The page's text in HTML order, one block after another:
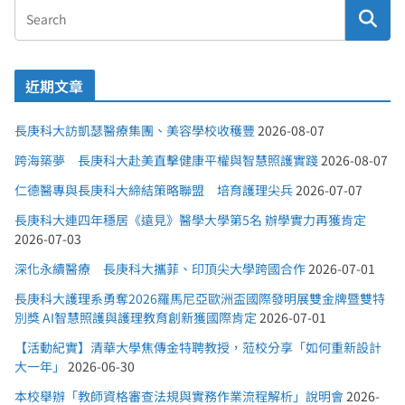
近期文章
長庚科大訪凱瑟醫療集團、美容學校收穫豐 2026-08-07
跨海築夢 長庚科大赴美直擊健康平權與智慧照護實踐2026-08-07
仁德醫專與長庚科大締結策略聯盟 培育護理尖兵2026-07-07
長庚科大連四年穩居《遠見》醫學大學第5名 辦學實力再獲肯定
2026-07-03
深化永續醫療 長庚科大攜菲、印頂尖大學跨國合作2026-07-01
長庚科大護理系勇奪2026羅馬尼亞歐洲盃國際發明展雙金牌暨雙特
別獎 AI智慧照護與護理教育創新獲國際肯定 2026-07-01
【活動紀實】清華大學焦傳金特聘教授，蒞校分享「如何重新設計
大一年」 2026-06-30
本校舉辦「教師資格審查法規與實務作業流程解析」說明會2026-